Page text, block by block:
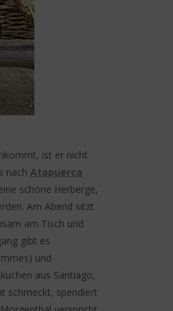
ist er nicht
nach Atapuerca
schöne Herberge,
Am Abend sitzt
am Tisch und
gibt es
und
aus Santiago,
schmeckt, spendiert